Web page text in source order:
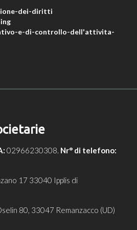
dei-diritti
e-di-controllo-dell'attivita-
02966230308. Nr° di telefono:
17 33040 Ipplis di
80, 33047 Remanzacco (UD)